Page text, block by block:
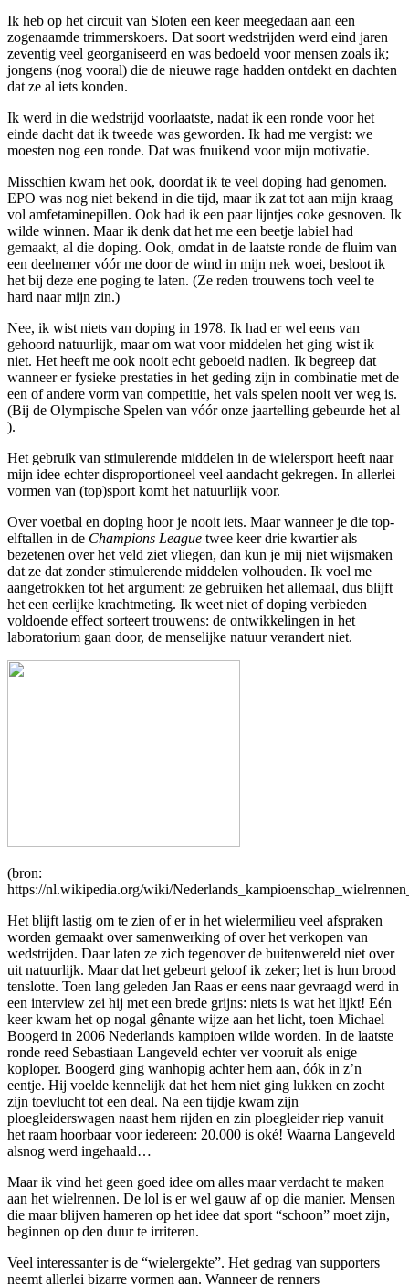
Ik heb op het circuit van Sloten een keer meegedaan aan een
zogenaamde trimmerskoers. Dat soort wedstrijden werd eind jaren
zeventig veel georganiseerd en was bedoeld voor mensen zoals ik;
jongens (nog vooral) die de nieuwe rage hadden ontdekt en dachten
dat ze al iets konden.
Ik werd in die wedstrijd voorlaatste, nadat ik een ronde voor het
einde dacht dat ik tweede was geworden. Ik had me vergist: we
moesten nog een ronde. Dat was fnuikend voor mijn motivatie.
Misschien kwam het ook, doordat ik te veel doping had genomen.
EPO was nog niet bekend in die tijd, maar ik zat tot aan mijn kraag
vol amfetaminepillen. Ook had ik een paar lijntjes coke gesnoven. Ik
wilde winnen. Maar ik denk dat het me een beetje labiel had
gemaakt, al die doping. Ook, omdat in de laatste ronde de fluim van
een deelnemer vóór me door de wind in mijn nek woei, besloot ik
het bij deze ene poging te laten. (Ze reden trouwens toch veel te
hard naar mijn zin.)
Nee, ik wist niets van doping in 1978. Ik had er wel eens van
gehoord natuurlijk, maar om wat voor middelen het ging wist ik
niet. Het heeft me ook nooit echt geboeid nadien. Ik begreep dat
wanneer er fysieke prestaties in het geding zijn in combinatie met de
een of andere vorm van competitie, het vals spelen nooit ver weg is.
(Bij de Olympische Spelen van vóór onze jaartelling gebeurde het al
).
Het gebruik van stimulerende middelen in de wielersport heeft naar
mijn idee echter disproportioneel veel aandacht gekregen. In allerlei
vormen van (top)sport komt het natuurlijk voor.
Over voetbal en doping hoor je nooit iets. Maar wanneer je die top-
elftallen in de Champions League twee keer drie kwartier als
bezetenen over het veld ziet vliegen, dan kun je mij niet wijsmaken
dat ze dat zonder stimulerende middelen volhouden. Ik voel me
aangetrokken tot het argument: ze gebruiken het allemaal, dus blijft
het een eerlijke krachtmeting. Ik weet niet of doping verbieden
voldoende effect sorteert trouwens: de ontwikkelingen in het
laboratorium gaan door, de menselijke natuur verandert niet.
(bron:
https://nl.wikipedia.org/wiki/
Het blijft lastig om te zien of er in het wielermilieu veel afspraken
worden gemaakt over samenwerking of over het verkopen van
wedstrijden. Daar laten ze zich tegenover de buitenwereld niet over
uit natuurlijk. Maar dat het gebeurt geloof ik zeker; het is hun brood
tenslotte. Toen lang geleden Jan Raas er eens naar gevraagd werd in
een interview zei hij met een brede grijns: niets is wat het lijkt! Eén
keer kwam het op nogal gênante wijze aan het licht, toen Michael
Boogerd in 2006 Nederlands kampioen wilde worden. In de laatste
ronde reed Sebastiaan Langeveld echter ver vooruit als enige
koploper. Boogerd ging wanhopig achter hem aan, óók in z’n
eentje. Hij voelde kennelijk dat het hem niet ging lukken en zocht
zijn toevlucht tot een deal. Na een tijdje kwam zijn
ploegleiderswagen naast hem rijden en zin ploegleider riep vanuit
het raam hoorbaar voor iedereen: 20.000 is oké! Waarna Langeveld
alsnog werd ingehaald…
Maar ik vind het geen goed idee om alles maar verdacht te maken
aan het wielrennen. De lol is er wel gauw af op die manier. Mensen
die maar blijven hameren op het idee dat sport “schoon” moet zijn,
beginnen op den duur te irriteren.
Veel interessanter is de “wielergekte”. Het gedrag van supporters
neemt allerlei bizarre vormen aan. Wanneer de renners